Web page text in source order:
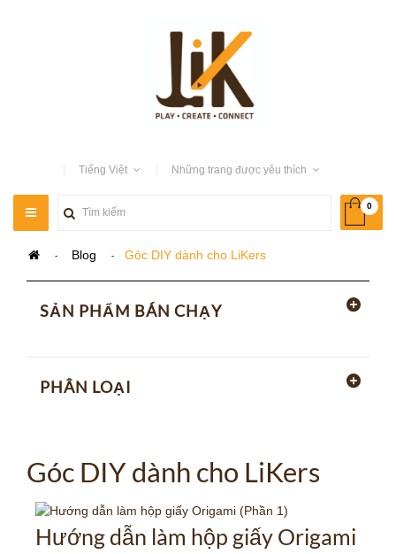
Tiếng Việt Những trang được yêu thích
0
TOGGLE
NAVIGATION
>
Blog > Góc DIY dành cho LiKers
SẢN PHẨM BÁN CHẠY
PHÂN LOẠI
Góc DIY dành cho LiKers
Hướng dẫn làm hộp giấy Origami